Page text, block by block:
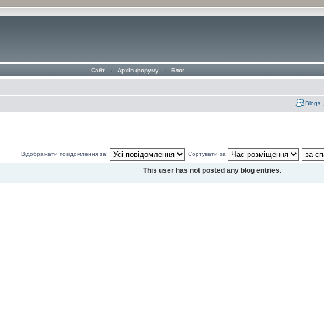
Сайт ‹ Архів форуму ‹ Блог
Blogs
Відображати повідомлення за: Сортувати за
This user has not posted any blog entries.